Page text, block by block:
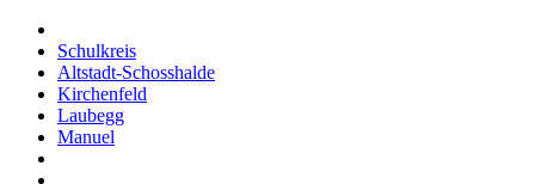
Schulkreis
Altstadt-Schosshalde
Kirchenfeld
Laubegg
Manuel